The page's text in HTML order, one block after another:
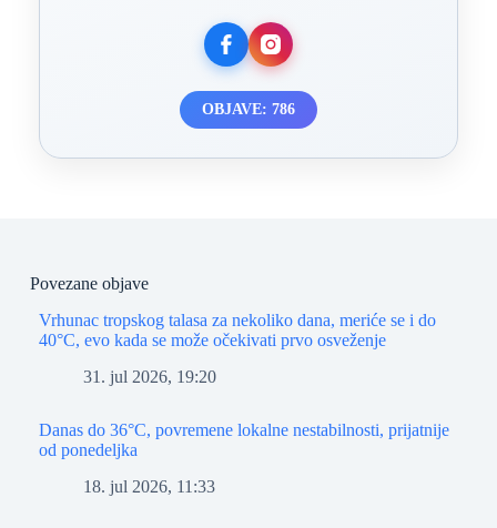
OBJAVE: 786
Povezane objave
Vrhunac tropskog talasa za nekoliko dana, meriće se i do
40°C, evo kada se može očekivati prvo osveženje
31. jul 2026, 19:20
Danas do 36°C, povremene lokalne nestabilnosti, prijatnije
od ponedeljka
18. jul 2026, 11:33